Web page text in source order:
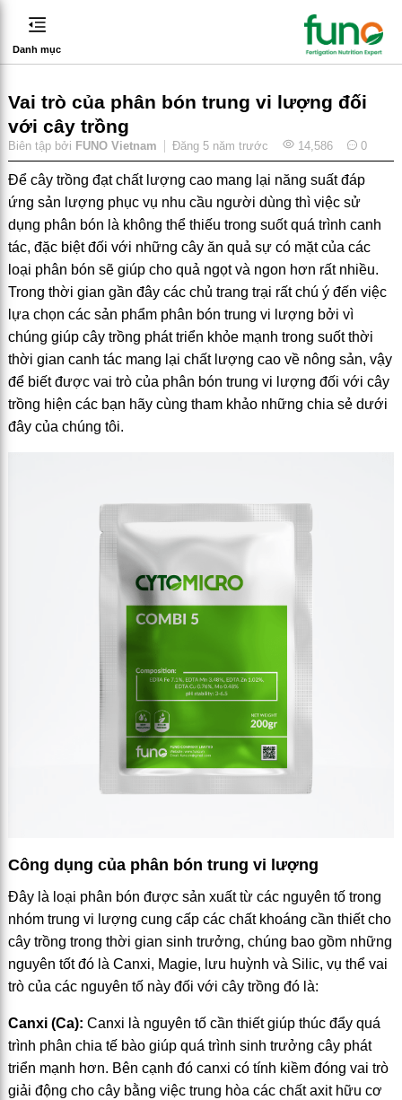
Danh mục
Vai trò của phân bón trung vi lượng đối
với cây trồng
Biên tập bởi FUNO Vietnam Đăng 5 năm trước 14,586 0
Để cây trồng đạt chất lượng cao mang lại năng suất đáp
ứng sản lượng phục vụ nhu cầu người dùng thì việc sử
dụng phân bón là không thể thiếu trong suốt quá trình canh
tác, đặc biệt đối với những cây ăn quả sự có mặt của các
loại phân bón sẽ giúp cho quả ngọt và ngon hơn rất nhiều.
Trong thời gian gần đây các chủ trang trại rất chú ý đến việc
lựa chọn các sản phẩm phân bón trung vi lượng bởi vì
chúng giúp cây trồng phát triển khỏe mạnh trong suốt thời
thời gian canh tác mang lại chất lượng cao về nông sản, vậy
để biết được vai trò của phân bón trung vi lượng đối với cây
trồng hiện các bạn hãy cùng tham khảo những chia sẻ dưới
đây của chúng tôi.
Công dụng của phân bón trung vi lượng
Đây là loại phân bón được sản xuất từ các nguyên tố trong
nhóm trung vi lượng cung cấp các chất khoáng cần thiết cho
cây trồng trong thời gian sinh trưởng, chúng bao gồm những
nguyên tốt đó là Canxi, Magie, lưu huỳnh và Silic, vụ thể vai
trò của các nguyên tố này đối với cây trồng đó là:
Canxi (Ca): Canxi là nguyên tố cần thiết giúp thúc đẩy quá
trình phân chia tế bào giúp quá trình sinh trưởng cây phát
triển mạnh hơn. Bên cạnh đó canxi có tính kiềm đóng vai trò
giải động cho cây bằng việc trung hòa các chất axit hữu cơ